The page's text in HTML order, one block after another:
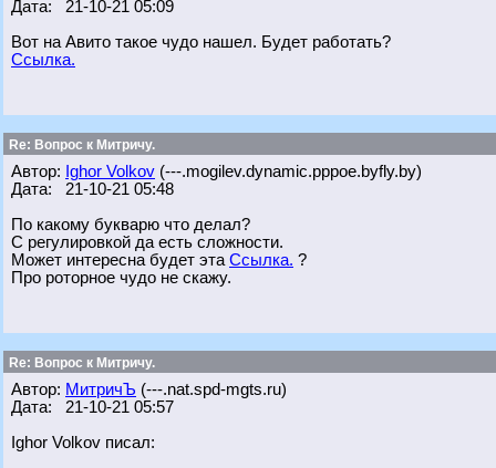
Дата: 21-10-21 05:09
Вот на Авито такое чудо нашел. Будет работать?
Ссылка.
Re: Вопрос к Митричу.
Автор: Ighor Volkov (---.mogilev.dynamic.pppoe.byfly.by)
Дата: 21-10-21 05:48
По какому букварю что делал?
С регулировкой да есть сложности.
Может интересна будет эта Ссылка. ?
Про роторное чудо не скажу.
Re: Вопрос к Митричу.
Автор: МитричЪ (---.nat.spd-mgts.ru)
Дата: 21-10-21 05:57
Ighor Volkov писал: